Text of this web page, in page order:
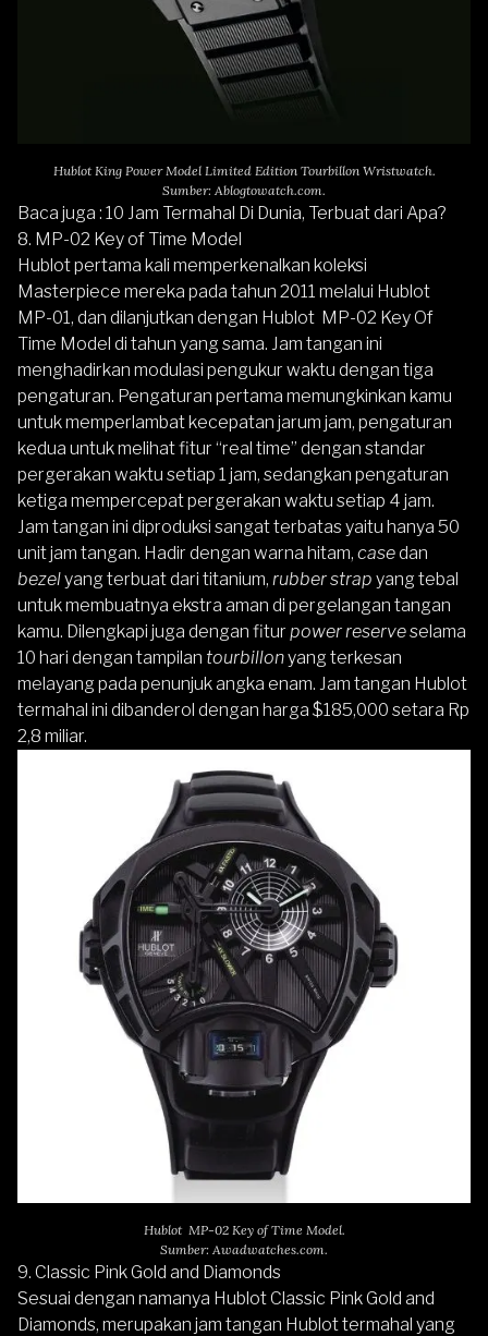
Hublot King Power Model Limited Edition Tourbillon Wristwatch.
Sumber: Ablogtowatch.com.
Baca juga : 10 Jam Termahal Di Dunia, Terbuat dari Apa?
8. MP-02 Key of Time Model
Hublot pertama kali memperkenalkan koleksi
Masterpiece mereka pada tahun 2011 melalui Hublot
MP-01, dan dilanjutkan dengan Hublot MP-02 Key Of
Time Model di tahun yang sama. Jam tangan ini
menghadirkan modulasi pengukur waktu dengan tiga
pengaturan. Pengaturan pertama memungkinkan kamu
untuk memperlambat kecepatan jarum jam, pengaturan
kedua untuk melihat fitur “real time” dengan standar
pergerakan waktu setiap 1 jam, sedangkan pengaturan
ketiga mempercepat pergerakan waktu setiap 4 jam.
Jam tangan ini diproduksi sangat terbatas yaitu hanya 50
unit jam tangan. Hadir dengan warna hitam, casedan
bezelyang terbuat dari titanium, rubber strap yang tebal
untuk membuatnya ekstra aman di pergelangan tangan
kamu. Dilengkapi juga dengan fitur power reserveselama
10 hari dengan tampilan tourbillonyang terkesan
melayang pada penunjuk angka enam. Jam tangan Hublot
termahal ini dibanderol dengan harga $185,000 setara Rp
2,8 miliar.
Hublot MP-02 Key of Time Model.
Sumber: Awadwatches.com.
9. Classic Pink Gold and Diamonds
Sesuai dengan namanya Hublot Classic Pink Gold and
Diamonds, merupakan jam tangan Hublot termahal yang